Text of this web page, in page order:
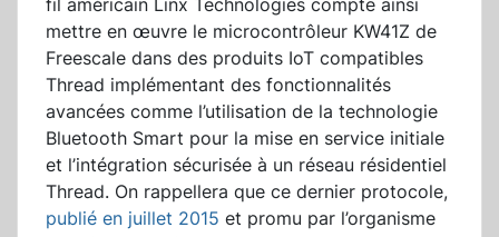
fil américain Linx Technologies compte ainsi
mettre en œuvre le microcontrôleur KW41Z de
Freescale dans des produits IoT compatibles
Thread implémentant des fonctionnalités
avancées comme l’utilisation de la technologie
Bluetooth Smart pour la mise en service initiale
et l’intégration sécurisée à un réseau résidentiel
Thread. On rappellera que ce dernier protocole,
publié en juillet 2015 et promu par l’organisme